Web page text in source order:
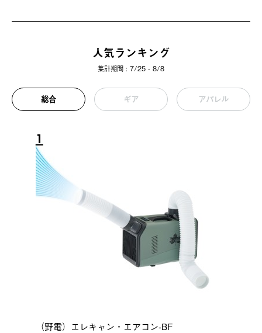
人気ランキング
集計期間 : 7/25 - 8/8
総合 ギア アパレル
1
（野電）エレキャン・エアコン-BF